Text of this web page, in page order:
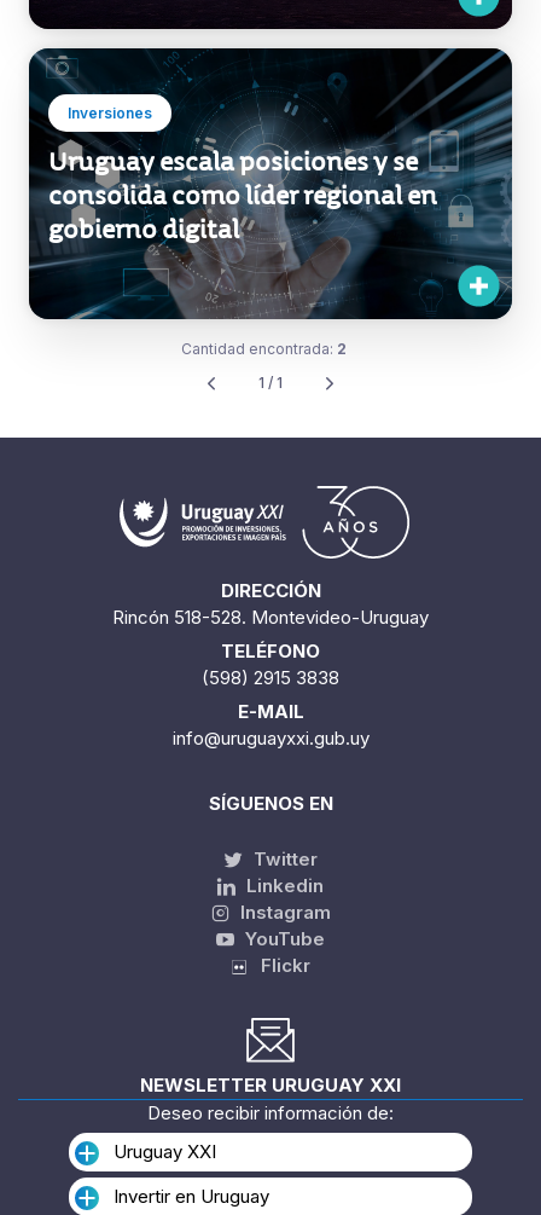
Inversiones
Uruguay escala posiciones y se
consolida como líder regional en
gobierno digital
Cantidad encontrada: 2
1 / 1
DIRECCIÓN
Rincón 518-528. Montevideo-Uruguay
TELÉFONO
(598) 2915 3838
E-MAIL
info@uruguayxxi.gub.uy
SÍGUENOS EN
Twitter
Linkedin
Instagram
YouTube
Flickr
NEWSLETTER URUGUAY XXI
Deseo recibir información de:
Uruguay XXI
Invertir en Uruguay